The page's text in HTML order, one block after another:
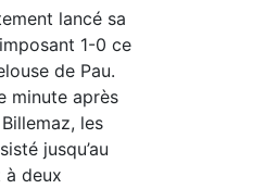
lancé sa
1-0 ce
de Pau.
minute après
les
jusqu’au
à deux